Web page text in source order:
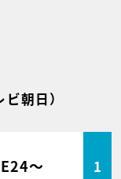
ビ朝日）
～ 1